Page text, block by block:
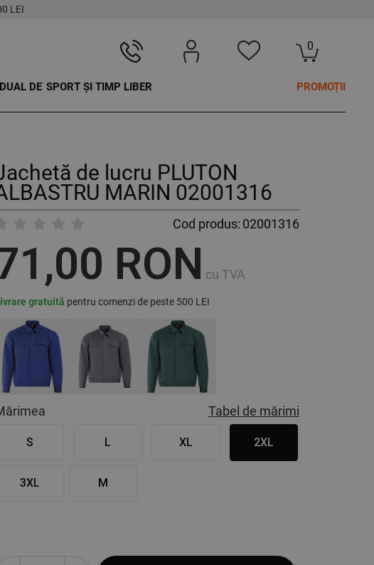
LEI
0
DE SPORT ȘI TIMP LIBER PROMOȚII
de lucru PLUTON
MARIN 02001316
Cod produs: 02001316
RON cu TVA
gratuită pentru comenzi de peste 500 LEI
Tabel de mărimi
S L XL 2XL
3XL M